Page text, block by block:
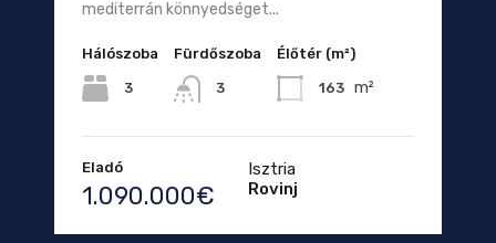
mediterrán könnyedséget...
Hálószoba
3
Fürdőszoba
3
Élőtér (m²)
163 m²
Eladó
1.090.000€
Isztria
Rovinj